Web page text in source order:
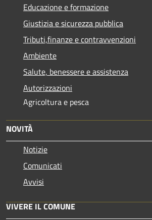
Educazione e formazione
Giustizia e sicurezza pubblica
Tributi,finanze e contravvenzioni
Ambiente
Salute, benessere e assistenza
Autorizzazioni
Agricoltura e pesca
NOVITÀ
Notizie
Comunicati
Avvisi
VIVERE IL COMUNE